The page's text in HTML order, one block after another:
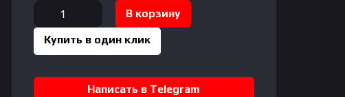
Количество
товара
Кондиционер
TCL
В корзину
Купить в один клик
Написать в Telegram